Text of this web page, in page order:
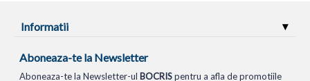
Informatii
Aboneaza-te la Newsletter
Aboneaza-te la Newsletter-ul BOCRISpentru a afla de promotiile